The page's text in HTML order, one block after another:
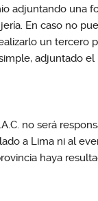
adjuntando una
En caso no
un tercero
adjuntado el
no será
a Lima ni al
haya